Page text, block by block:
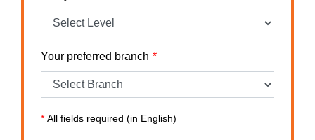
Your preferred branch
* All fields required (in English)